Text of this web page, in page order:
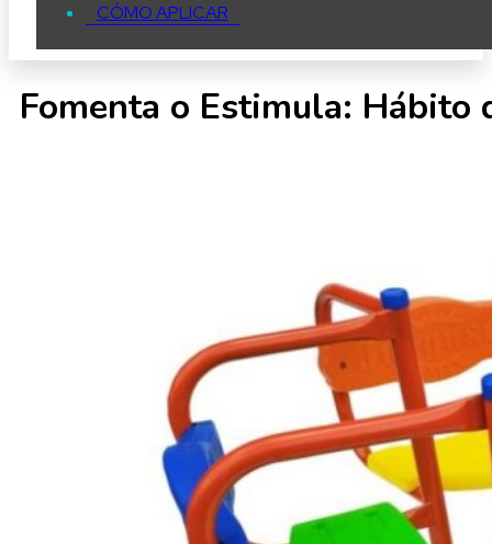
CÓMO APLICAR
Fomenta o Estimula: Hábito